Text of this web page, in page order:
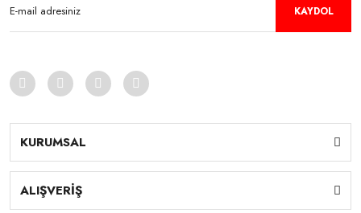
KAYDOL
KURUMSAL
ALIŞVERİŞ